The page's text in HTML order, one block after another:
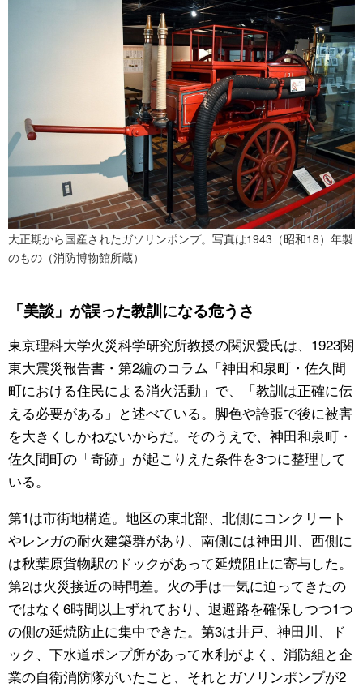
大正期から国産されたガソリンポンプ。写真は1943（昭和18）年製
のもの（消防博物館所蔵）
「美談」が誤った教訓になる危うさ
東京理科大学火災科学研究所教授の関沢愛氏は、1923関
東大震災報告書・第2編のコラム「神田和泉町・佐久間
町における住民による消火活動」で、「教訓は正確に伝
える必要がある」と述べている。脚色や誇張で後に被害
を大きくしかねないからだ。そのうえで、神田和泉町・
佐久間町の「奇跡」が起こりえた条件を3つに整理して
いる。
第1は市街地構造。地区の東北部、北側にコンクリート
やレンガの耐火建築群があり、南側には神田川、西側に
は秋葉原貨物駅のドックがあって延焼阻止に寄与した。
第2は火災接近の時間差。火の手は一気に迫ってきたの
ではなく6時間以上ずれており、退避路を確保しつつ1つ
の側の延焼防止に集中できた。第3は井戸、神田川、ド
ック、下水道ポンプ所があって水利がよく、消防組と企
業の自衛消防隊がいたこと、それとガソリンポンプが2